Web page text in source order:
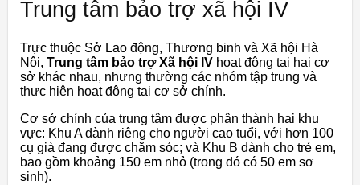
Trung tâm bảo trợ xã hội IV
Trực thuộc Sở Lao động, Thương binh và Xã hội Hà
Nội, Trung tâm bảo trợ Xã hội IV hoạt động tại hai cơ
sở khác nhau, nhưng thường các nhóm tập trung và
thực hiện hoạt động tại cơ sở chính.
Cơ sở chính của trung tâm được phân thành hai khu
vực: Khu A dành riêng cho người cao tuổi, với hơn 100
cụ già đang được chăm sóc; và Khu B dành cho trẻ em,
bao gồm khoảng 150 em nhỏ (trong đó có 50 em sơ
sinh).